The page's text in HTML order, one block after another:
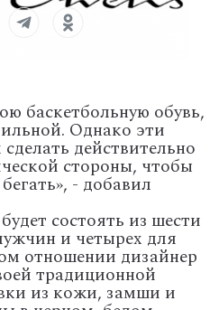
баскетбольную обувь,
Однако эти
действительно
стороны, чтобы
- добавил
состоять из шести
и четырех для
отношении дизайнер
традиционной
из кожи, замши и